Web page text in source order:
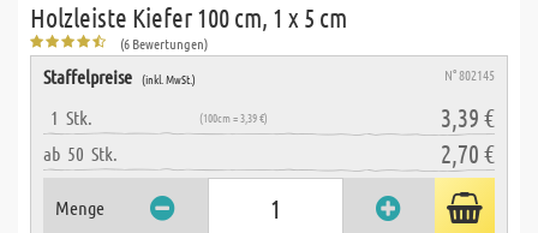
Holzleiste Kiefer 100 cm, 1 x 5 cm
(6 Bewertungen)
Staffelpreise (inkl. MwSt.) N° 802145
1 Stk. (100cm = 3,39 €) 3,39 €
ab 50 Stk. 2,70 €
Menge